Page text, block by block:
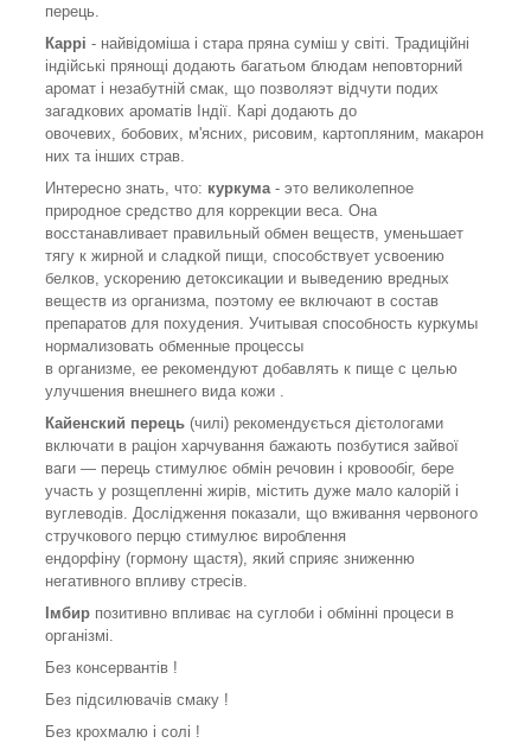
перець.
Каррі - найвідоміша і стара пряна суміш у світі. Традиційні
індійські прянощі додають багатьом блюдам неповторний
аромат і незабутній смак, що позволяэт відчути подих
загадкових ароматів Індії. Карі додають до
овочевих, бобових, м'ясних, рисовим, картопляним, макарон
них та інших страв.
Интересно знать, что: куркума- это великолепное
природное средство для коррекции веса. Она
восстанавливает правильный обмен веществ, уменьшает
тягу к жирной и сладкой пищи, способствует усвоению
белков, ускорению детоксикации и выведению вредных
веществ из организма, поэтому ее включают в состав
препаратов для похудения. Учитывая способность куркумы
нормализовать обменные процессы
в организме, ее рекомендуют добавлять к пище с целью
улучшения внешнего вида кожи .
Кайенский перець (чилі) рекомендується дієтологами
включати в раціон харчування бажають позбутися зайвої
ваги — перець стимулює обмін речовин і кровообіг, бере
участь у розщепленні жирів, містить дуже мало калорій і
вуглеводів. Дослідження показали, що вживання червоного
стручкового перцю стимулює вироблення
ендорфіну (гормону щастя), який сприяє зниженню
негативного впливу стресів.
Імбир позитивно впливає на суглоби і обмінні процеси в
організмі.
Без консервантів !
Без підсилювачів смаку !
Без крохмалю і солі !